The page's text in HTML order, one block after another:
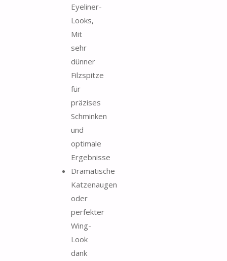
Eyeliner-
Looks,
Mit
sehr
dünner
Filzspitze
für
präzises
Schminken
und
optimale
Ergebnisse
Dramatische
Katzenaugen
oder
perfekter
Wing-
Look
dank